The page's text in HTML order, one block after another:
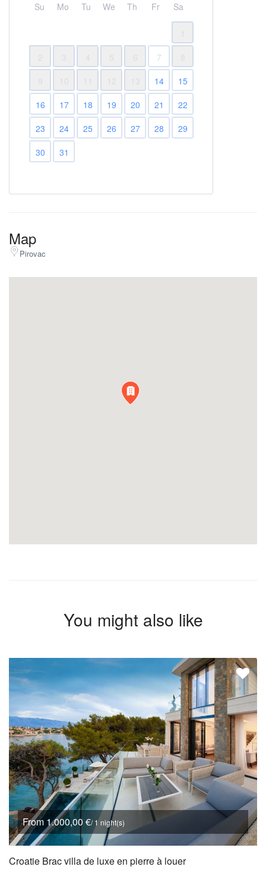
Su Mo Tu We Th Fr Sa
2
3 4 5 6 7
8
9
10 12 13 14
15
16
17 18 19 20 21
22
23
24 25 26 27 28
29
30
31
Map
Pirovac
You might also like
From 1.000,00 €/ 1 night(s)
Croatie Brac villa de luxe en pierre à louer